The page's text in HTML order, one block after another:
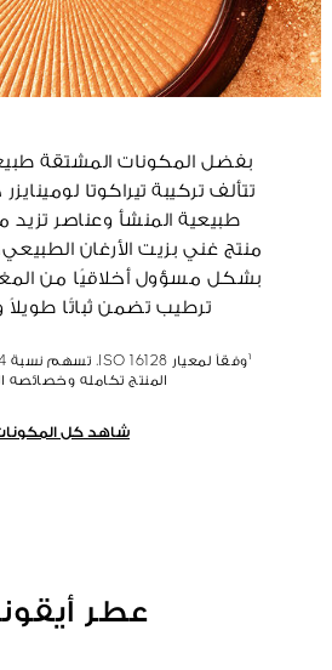
تتألف تركيبة تيراكوتا
طبيعية المنشأ وعناصر تزيد
منتج غني بزيت الأرغان
بشكل مسؤول أخلاقيًا من
ترطيب تضمن ثباتًا طويلاً
المنتج تكامله وخصائصه
شاهد كل
عطر